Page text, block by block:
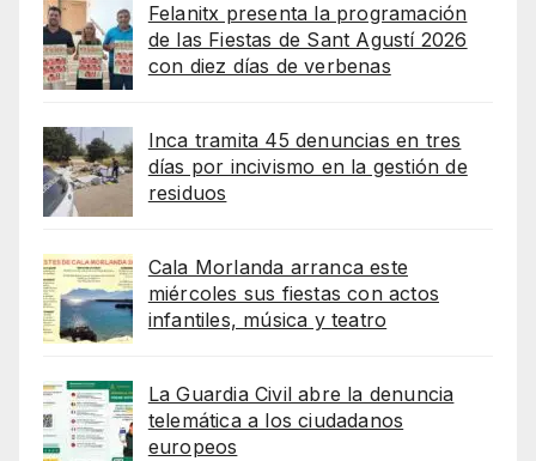
Felanitx presenta la programación
de las Fiestas de Sant Agustí 2026
con diez días de verbenas
Inca tramita 45 denuncias en tres
días por incivismo en la gestión de
residuos
Cala Morlanda arranca este
miércoles sus fiestas con actos
infantiles, música y teatro
La Guardia Civil abre la denuncia
telemática a los ciudadanos
europeos